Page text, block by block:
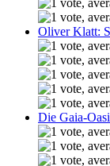
Oliver Klatt:
Die Gaia-